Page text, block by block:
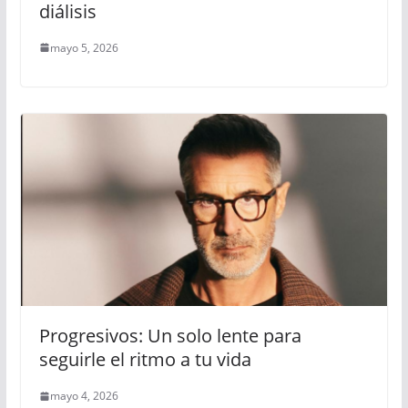
diálisis
mayo 5, 2026
Progresivos: Un solo lente para
seguirle el ritmo a tu vida
mayo 4, 2026